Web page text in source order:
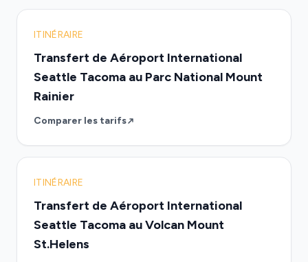
ITINÉRAIRE
Transfert de Aéroport International
Seattle Tacoma au Parc National Mount
Rainier
Comparer les tarifs
ITINÉRAIRE
Transfert de Aéroport International
Seattle Tacoma au Volcan Mount
St.Helens